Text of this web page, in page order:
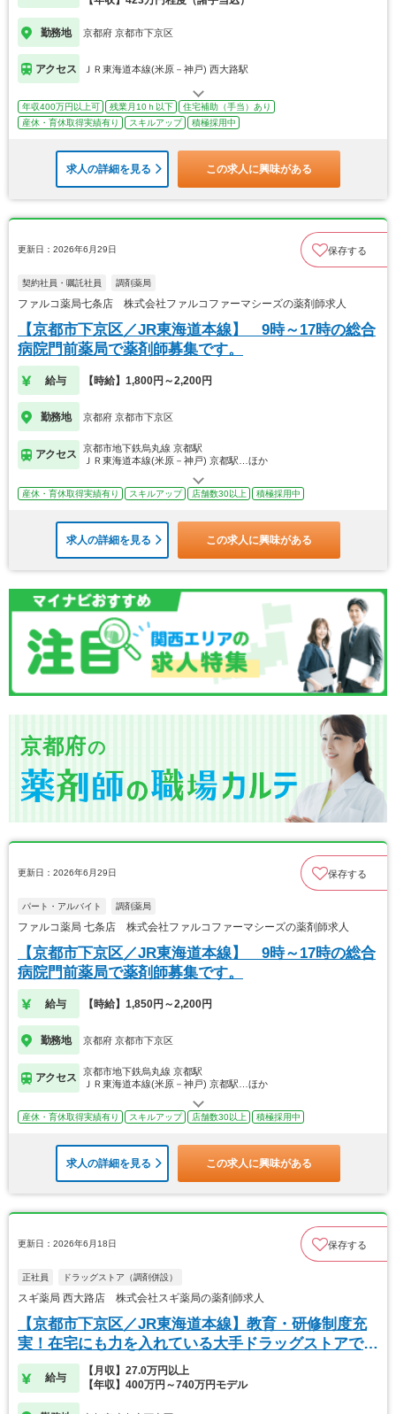
勤務地 京都府 京都市下京区
アクセス ＪＲ東海道本線(米原－神戸) 西大路駅
年収400万円以上可 残業月10ｈ以下
住宅補助（手当）あり
産休・育休取得実績有り
スキルアップ 積極採用中
求人の詳細を見る この求人に興味がある
更新日：2026年6月29日 保存する
契約社員・嘱託社員 調剤薬局
ファルコ薬局七条店 株式会社ファルコファーマシーズの薬剤師求人
【京都市下京区／JR東海道本線】 9時～17時の総合
病院門前薬局で薬剤師募集です。
給与 【時給】1,800円～2,200円
勤務地 京都府 京都市下京区
アクセス
京都市地下鉄烏丸線 京都駅
ＪＲ東海道本線(米原－神戸) 京都駅…ほか
産休・育休取得実績有り スキルアップ 店舗数30以上 積極採用中
求人の詳細を見る この求人に興味がある
京都府の
更新日：2026年6月29日 保存する
パート・アルバイト 調剤薬局
ファルコ薬局 七条店 株式会社ファルコファーマシーズの薬剤師求人
【京都市下京区／JR東海道本線】 9時～17時の総合
病院門前薬局で薬剤師募集です。
給与 【時給】1,850円～2,200円
勤務地 京都府 京都市下京区
アクセス
京都市地下鉄烏丸線 京都駅
ＪＲ東海道本線(米原－神戸) 京都駅…ほか
産休・育休取得実績有り スキルアップ 店舗数30以上 積極採用中
求人の詳細を見る この求人に興味がある
更新日：2026年6月18日 保存する
正社員 ドラッグストア（調剤併設）
スギ薬局 西大路店 株式会社スギ薬局の薬剤師求人
【京都市下京区／JR東海道本線】教育・研修制度充
実！在宅にも力を入れている大手ドラッグストアで
す！
給与
【月収】27.0万円以上
【年収】400万円～740万円モデル